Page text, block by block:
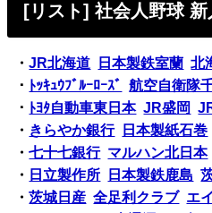
[リスト] 社会人野球
・JR北海道 日本製鉄室蘭 北
・ ﾄｯｷｭｳﾌﾞﾙｰﾛｰｽﾞ 航空自衛隊
・ ﾄﾖﾀ自動車東日本 JR盛岡
・ きらやか銀行 日本製紙石巻
・七十七銀行 マルハン北日本
・ 日立製作所 日本製鉄鹿島
・茨城日産 全足利クラブ エ